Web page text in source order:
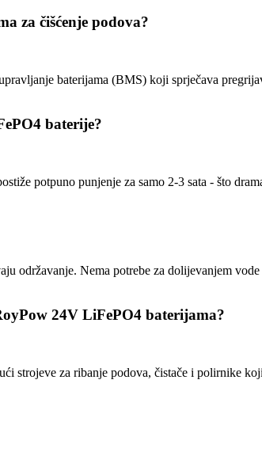
za čišćenje podova?
baterijama (BMS) koji sprječava
baterije?
potpuno punjenje za samo 2-3 sata - što
održavanje. Nema potrebe za dolijevanjem
24V LiFePO4 baterijama?
strojeve za ribanje podova, čistače i polirnike